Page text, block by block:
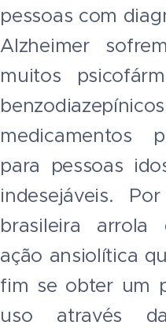
pessoas com
Alzheimer
muitos
medicamentos
para pessoas
indesejáveis.
brasileira arrola
ação ansiolítica
fim se obter um
uso através